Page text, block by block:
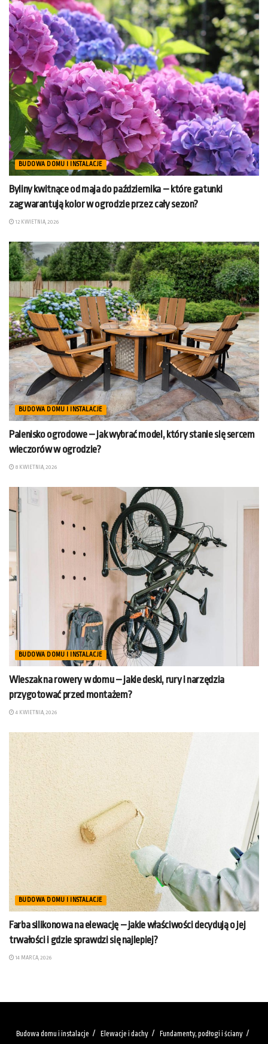
BUDOWA DOMU I INSTALACJE
Byliny kwitnące od maja do października – które gatunki
zagwarantują kolor w ogrodzie przez cały sezon?
12 KWIETNIA, 2026
BUDOWA DOMU I INSTALACJE
Palenisko ogrodowe – jak wybrać model, który stanie się sercem
wieczorów w ogrodzie?
8 KWIETNIA, 2026
BUDOWA DOMU I INSTALACJE
Wieszak na rowery w domu – jakie deski, rury i narzędzia
przygotować przed montażem?
4 KWIETNIA, 2026
BUDOWA DOMU I INSTALACJE
Farba silikonowa na elewację – jakie właściwości decydują o jej
trwałości i gdzie sprawdzi się najlepiej?
14 MARCA, 2026
Budowa domu i instalacje Elewacje i dachy Fundamenty, podłogi i ściany